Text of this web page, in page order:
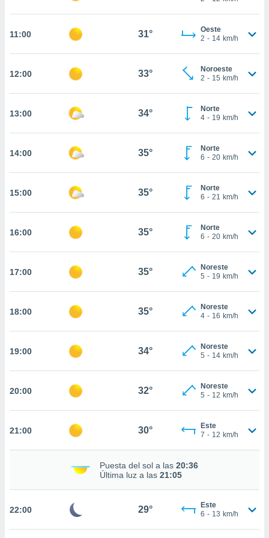
se
Puedes
web a
similares
como
IP
posible
a lo que
su
11:00 31°
Oeste
2 - 14 km/h
12:00 33°
Noroeste
2 - 15 km/h
13:00 34°
Norte
4 - 19 km/h
14:00 35°
Norte
6 - 20 km/h
15:00 35°
Norte
6 - 21 km/h
16:00 35°
Norte
6 - 20 km/h
17:00 35°
Noreste
5 - 19 km/h
18:00 35°
Noreste
4 - 16 km/h
19:00 34°
Noreste
5 - 14 km/h
20:00 32°
Noreste
5 - 12 km/h
21:00 30°
Este
7 - 12 km/h
Puesta del sol a las 20:36
Última luz a las 21:05
22:00 29°
Este
6 - 13 km/h